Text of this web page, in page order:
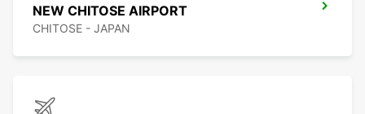
NEW CHITOSE AIRPORT
CHITOSE - JAPAN